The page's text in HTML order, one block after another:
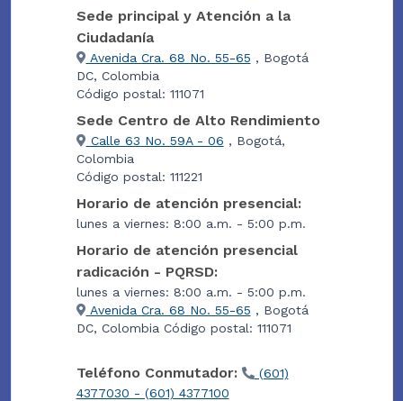
Sede principal y Atención a la
Ciudadanía
Avenida Cra. 68 No. 55-65 , Bogotá
DC, Colombia
Código postal: 111071
Sede Centro de Alto Rendimiento
Calle 63 No. 59A - 06 , Bogotá,
Colombia
Código postal: 111221
Horario de atención presencial:
lunes a viernes: 8:00 a.m. - 5:00 p.m.
Horario de atención presencial
radicación - PQRSD:
lunes a viernes: 8:00 a.m. - 5:00 p.m.
Avenida Cra. 68 No. 55-65 , Bogotá
DC, Colombia Código postal: 111071
Teléfono Conmutador:
(601)
4377030 - (601) 4377100